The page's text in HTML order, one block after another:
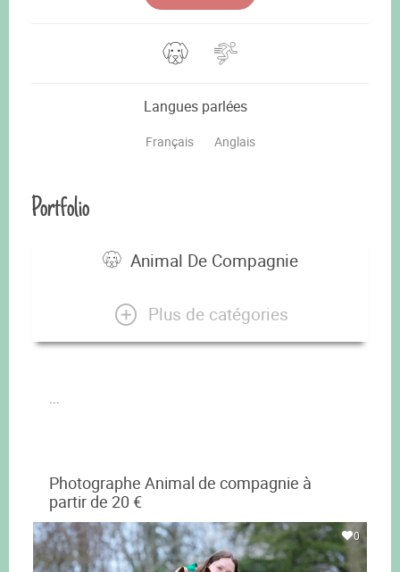
Langues parlées
Français Anglais
Portfolio
Animal De Compagnie
Plus de catégories
...
Photographe Animal de compagnie à
partir de 20 €
0